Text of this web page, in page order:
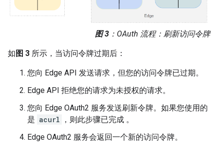
图 3 ：OAuth 流程：刷新访问令牌
如 图 3 所示，当访问令牌过期后：
您向 Edge API 发送请求，但您的访问令牌已过期。
Edge API 拒绝您的请求为未授权的请求。
您向 Edge OAuth2 服务发送刷新令牌。如果您使用的
是 acurl
，则此步骤已完成 。
Edge OAuth2 服务会返回一个新的访问令牌。